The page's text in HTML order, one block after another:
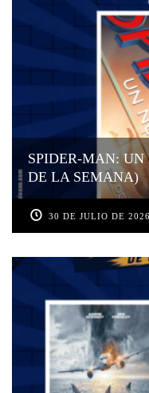
SPIDER-MAN: UN
DE LA SEMANA)
30 DE JULIO DE 2026